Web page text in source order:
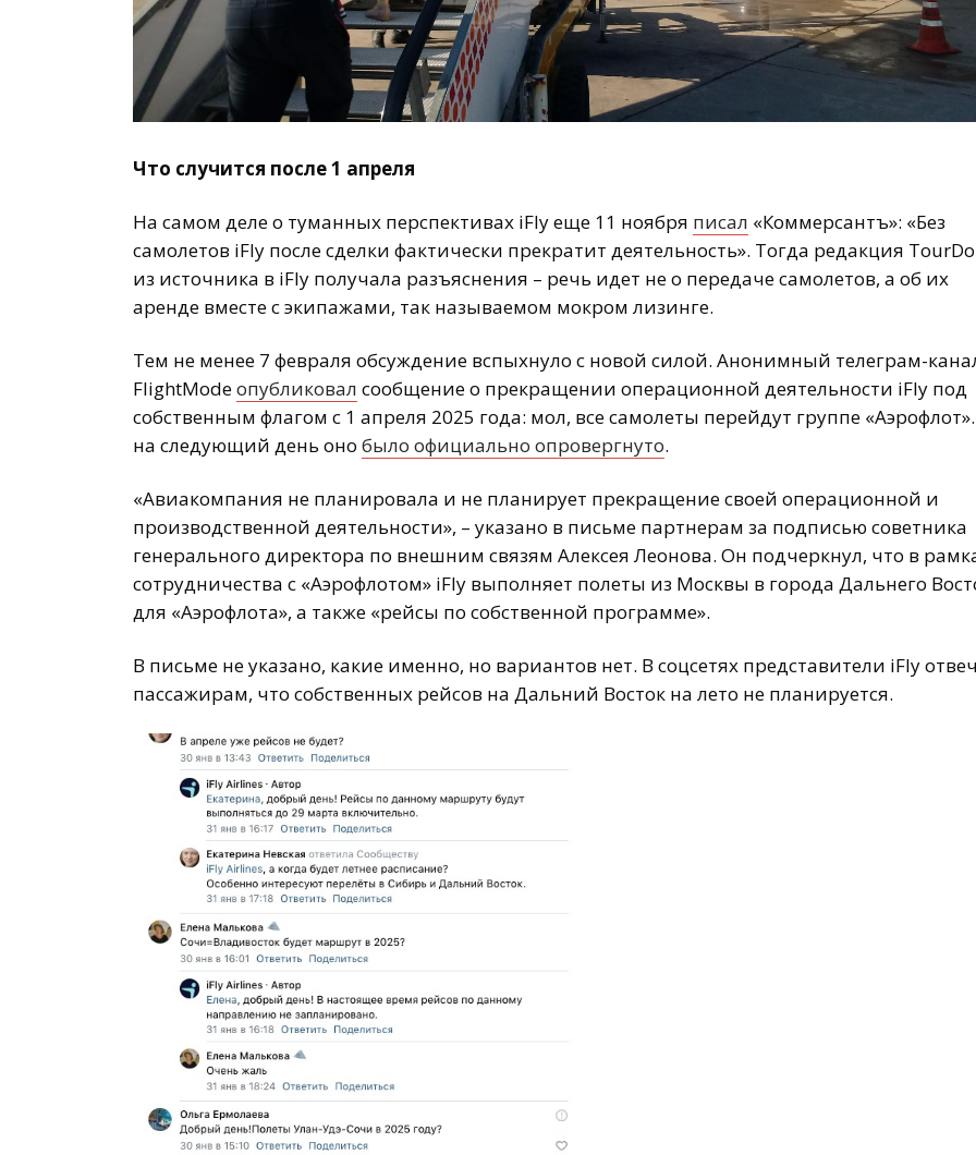
Что случится после 1 апреля
На самом деле о туманных перспективах iFly еще 11 ноября писал «Коммерсантъ»: «Без
самолетов iFly после сделки фактически прекратит деятельность». Тогда редакция
из источника в iFly получала разъяснения – речь идет не о передаче самолетов, а об их
аренде вместе с экипажами, так называемом мокром лизинге.
Тем не менее 7 февраля обсуждение вспыхнуло с новой силой. Анонимный телеграм-
FlightModeопубликовал сообщение о прекращении операционной деятельности iFly под
собственным флагом с 1 апреля 2025 года: мол, все самолеты перейдут группе
на следующий день оно было официально опровергнуто.
«Авиакомпания не планировала и не планирует прекращение своей операционной и
производственной деятельности», – указано в письме партнерам за подписью советника
генерального директора по внешним связям Алексея Леонова. Он подчеркнул, что в
сотрудничества с «Аэрофлотом» iFly выполняет полеты из Москвы в города Дальнего
для «Аэрофлота», а также «рейсы по собственной программе».
В письме не указано, какие именно, но вариантов нет. В соцсетях представители iFly
пассажирам, что собственных рейсов на Дальний Восток на лето не планируется.